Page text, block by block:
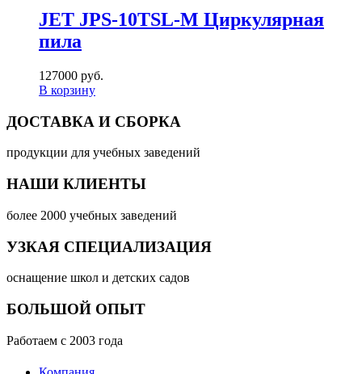
JET JPS-10TSL-M Циркулярная
пила
127000 руб.
В корзину
ДОСТАВКА И СБОРКА
продукции для учебных заведений
НАШИ КЛИЕНТЫ
более 2000 учебных заведений
УЗКАЯ СПЕЦИАЛИЗАЦИЯ
оснащение школ и детских садов
БОЛЬШОЙ ОПЫТ
Работаем с 2003 года